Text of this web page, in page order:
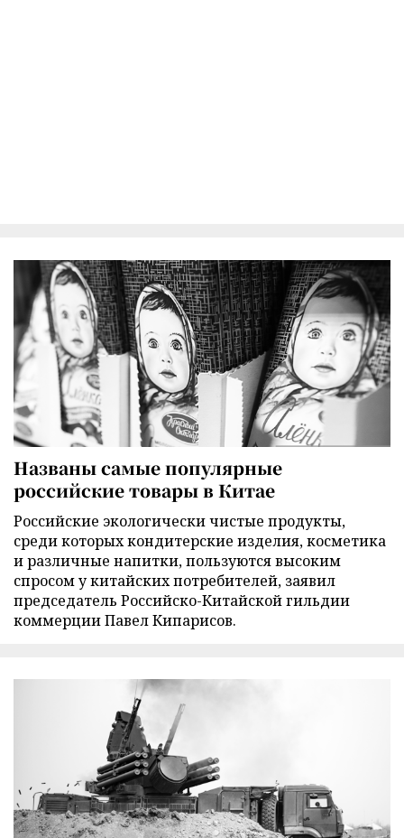
Названы самые популярные
российские товары в Китае
Российские экологически чистые продукты,
среди которых кондитерские изделия, косметика
и различные напитки, пользуются высоким
спросом у китайских потребителей, заявил
председатель Российско-Китайской гильдии
коммерции Павел Кипарисов.